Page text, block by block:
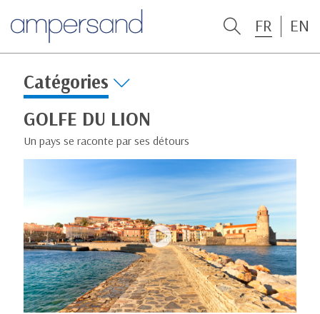
FR EN
Catégories
GOLFE DU LION
Un pays se raconte par ses détours